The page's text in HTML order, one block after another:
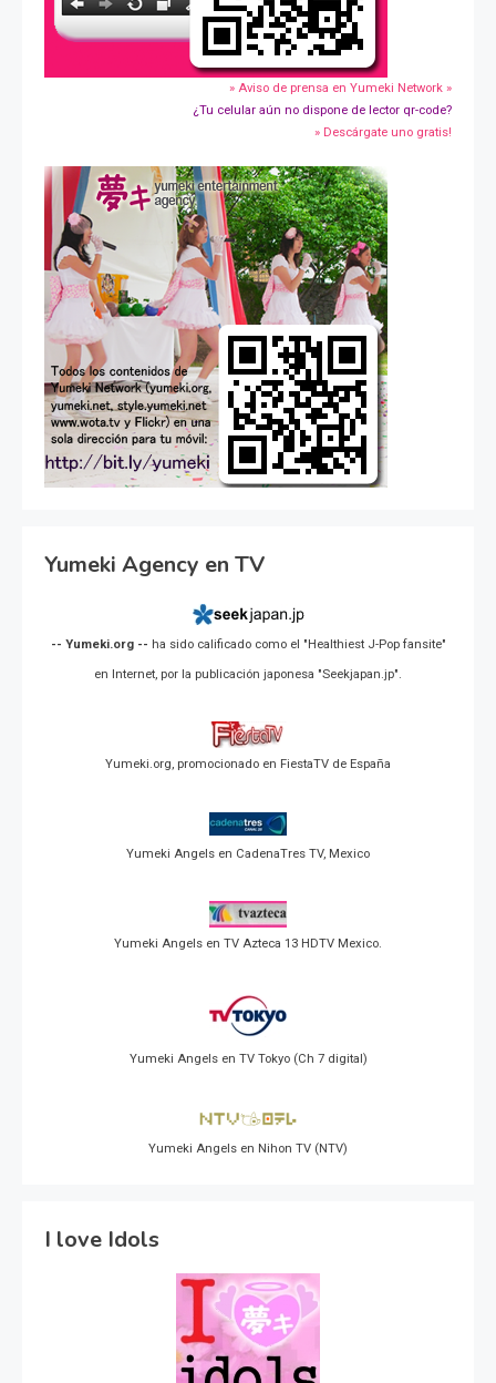
» Aviso de prensa en Yumeki Network »
¿Tu celular aún no dispone de lector qr-code?
» Descárgate uno gratis!
Yumeki Agency en TV
-- Yumeki.org -- ha sido calificado como el "Healthiest J-Pop fansite"
en Internet, por la publicación japonesa "Seekjapan.jp".
Yumeki.org, promocionado en FiestaTV de España
Yumeki Angels en CadenaTres TV, Mexico
Yumeki Angels en TV Azteca 13 HDTV Mexico.
Yumeki Angels en TV Tokyo (Ch 7 digital)
Yumeki Angels en Nihon TV (NTV)
I love Idols